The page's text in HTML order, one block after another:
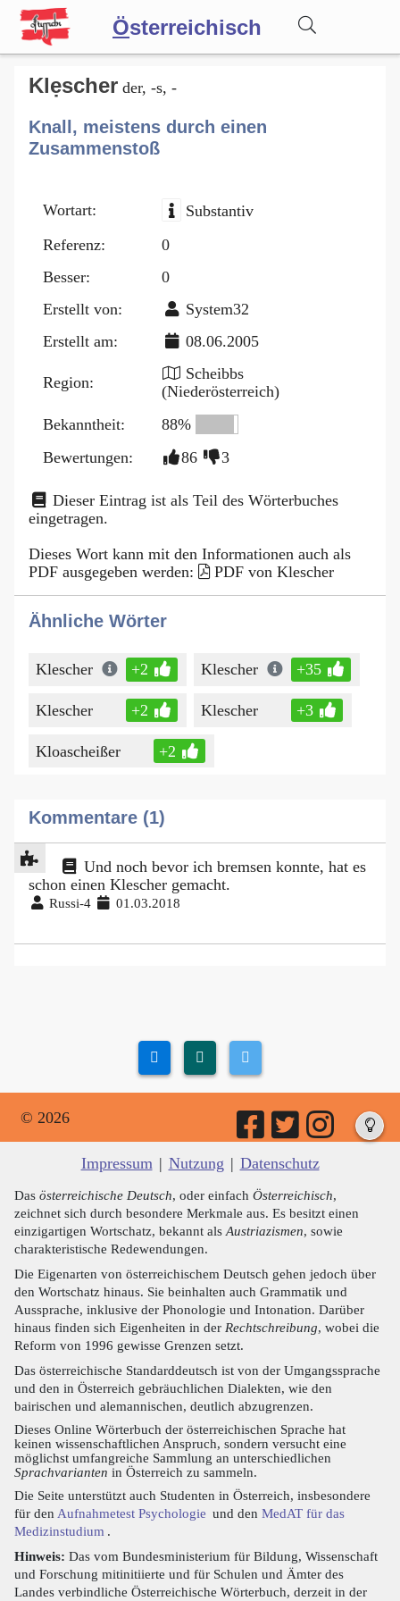
Österreichisch
Wörterbuch
Forum
Klẹscher der, -s, -
Knall, meistens durch einen
Zusammenstoß
Wortart:
Substantiv
Referenz:
0
Besser:
0
Erstellt von:
System32
Erstellt am:
08.06.2005
Region:
Scheibbs
(Niederösterreich)
Bekanntheit:
88%
Bewertungen:
86 3
Dieser Eintrag ist als Teil des Wörterbuches
eingetragen.
Dieses Wort kann mit den Informationen auch als
PDF ausgegeben werden:
PDF von Klescher
Ähnliche Wörter
Klescher +2 Klescher +35
Klescher +2 Klescher +3
Kloascheißer +2
Kommentare (1)
Und noch bevor ich bremsen konnte, hat es
schon einen Klescher gemacht.
Russi-4 01.03.2018
© 2026
Impressum | Nutzung | Datenschutz
Das österreichische Deutsch, oder einfach Österreichisch,
zeichnet sich durch besondere Merkmale aus. Es besitzt einen
einzigartigen Wortschatz, bekannt alsAustriazismen, sowie
charakteristische Redewendungen.
Die Eigenarten von österreichischem Deutsch gehen jedoch über
den Wortschatz hinaus. Sie beinhalten auch Grammatik und
Aussprache, inklusive der Phonologie und Intonation. Darüber
hinaus finden sich Eigenheiten in der Rechtschreibung, wobei die
Reform von 1996 gewisse Grenzen setzt.
Das österreichische Standarddeutsch ist von der Umgangssprache
und den in Österreich gebräuchlichen Dialekten, wie den
bairischen und alemannischen, deutlich abzugrenzen.
Dieses Online Wörterbuch der österreichischen Sprache hat
keinen wissenschaftlichen Anspruch, sondern versucht eine
möglichst umfangreiche Sammlung an unterschiedlichen
Sprachvarianten in Österreich zu sammeln.
Die Seite unterstützt auch Studenten in Österreich, insbesondere
für den Aufnahmetest Psychologie und den MedAT für das
Medizinstudium .
Hinweis: Das vom Bundesministerium für Bildung, Wissenschaft
und Forschung mitinitiierte und für Schulen und Ämter des
Landes verbindliche Österreichische Wörterbuch, derzeit in der